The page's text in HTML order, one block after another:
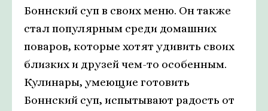
Боннский суп в своих меню. Он также
стал популярным среди домашних
поваров, которые хотят удивить своих
близких и друзей чем-то особенным.
Кулинары, умеющие готовить
Боннский суп, испытывают радость от